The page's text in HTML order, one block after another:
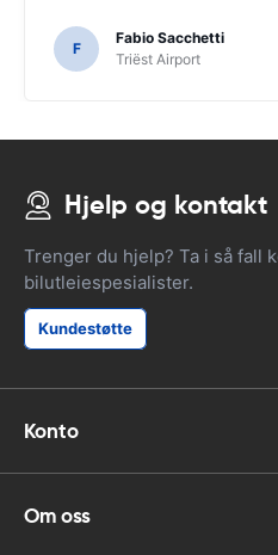
F
Fabio Sacchetti
Triëst Airport
Hjelp og kontakt
Trenger du hjelp? Ta i så fall
bilutleiespesialister.
Kundestøtte
Konto
Om oss